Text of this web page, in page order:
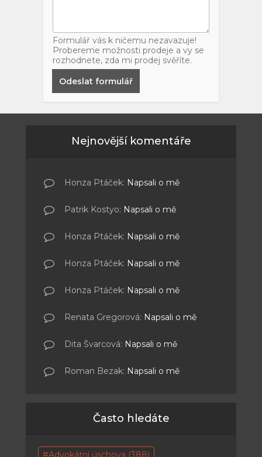
Formulář vás k ničemu nezavazuje!
Probereme možnosti prodeje a vy se
rozhodnete, zda mi prodej svěříte.
Odeslat formulář
Nejnovější komentáře
Honza Ptáček: Napsali o mě
Patrik Kostyo: Napsali o mě
Honza Ptáček: Napsali o mě
Honza Ptáček: Napsali o mě
Honza Ptáček: Napsali o mě
Renata Gregorová: Napsali o mě
Dita Švarcová: Napsali o mě
Roman Bezak: Napsali o mě
Často hledáte
Advokátní úschova (388)